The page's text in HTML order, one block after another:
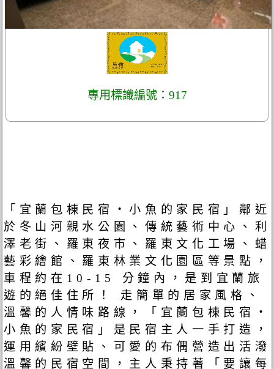
專用標識編號：917
「宜蘭包棟民宿・小魚的家民宿」鄰近
於冬山河親水公園、傳統藝術中心、利
澤老街、羅東夜市、羅東文化工場、蜡
藝彩繪館、羅東林業文化園區等景點，
車程約在10-15 分鐘內，是到宜蘭旅
遊的絕佳住所！ 走簡單的居家風格、
溫馨的人情味路線，「宜蘭包棟民宿・
小魚的家民宿」是民宿主人一手打造，
運用繽紛壁貼、可愛的布偶營造出活潑
溫馨的民宿空間，主人秉持著「要讓每